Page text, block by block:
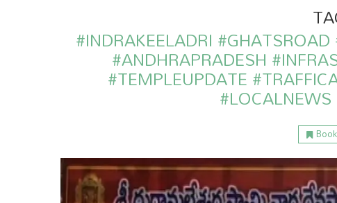
CVR HEALTH CVR OM
TECHNOLOGY
#INDRAKEELADRI
#ANDHRAPRADESH
#TEMPLEUPDATE